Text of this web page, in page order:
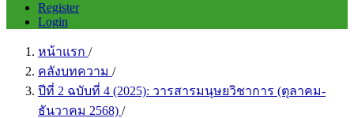
Register
Login
หน้าแรก /
คลังบทความ /
ปีที่ 2 ฉบับที่ 4 (2025): วารสารมนุษยวิชาการ (ตุลาคม-
ธันวาคม 2568) /